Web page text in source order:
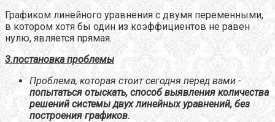
Графиком линейного уравнения с двумя переменными,
в котором хотя бы один из коэффициентов не равен
нулю, является прямая.
3.постановка проблемы
Проблема, которая стоит сегодня перед вами -
попытаться отыскать, способ выявления количества
решений системы двух линейных уравнений, без
построения графиков.